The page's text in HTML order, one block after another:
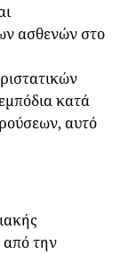
ασθενών στο
κατά
αυτό
την